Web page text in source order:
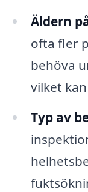
Äldern
ofta fler
behöva
vilket
Typ av